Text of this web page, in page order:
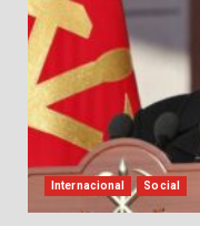
Internacional Social